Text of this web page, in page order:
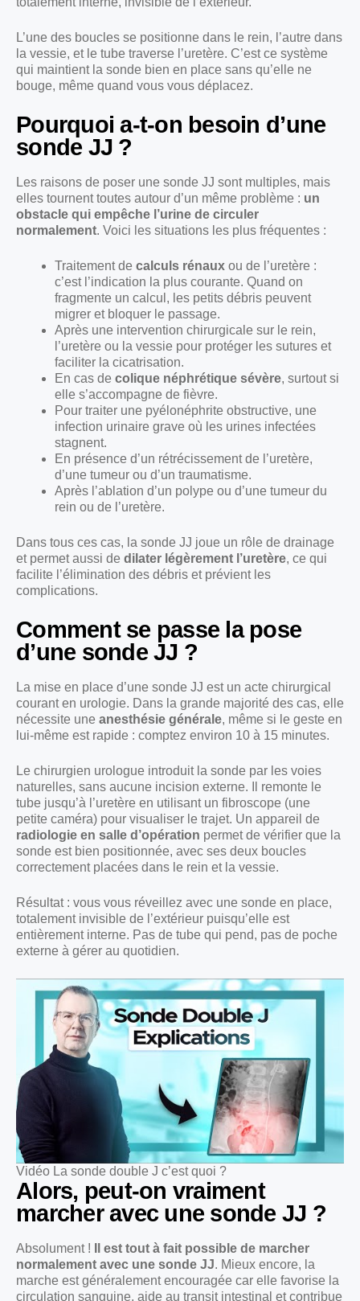
L’une des boucles se positionne dans le rein, l’autre dans
la vessie, et le tube traverse l’uretère. C’est ce système
qui maintient la sonde bien en place sans qu’elle ne
bouge, même quand vous vous déplacez.
Pourquoi a-t-on besoin d’une
sonde JJ ?
Les raisons de poser une sonde JJ sont multiples, mais
elles tournent toutes autour d’un même problème : un
obstacle qui empêche l’urine de circuler
normalement. Voici les situations les plus fréquentes :
Traitement de calculs rénaux ou de l’uretère :
c’est l’indication la plus courante. Quand on
fragmente un calcul, les petits débris peuvent
migrer et bloquer le passage.
Après une intervention chirurgicale sur le rein,
l’uretère ou la vessie pour protéger les sutures et
faciliter la cicatrisation.
En cas de colique néphrétique sévère, surtout si
elle s’accompagne de fièvre.
Pour traiter une pyélonéphrite obstructive, une
infection urinaire grave où les urines infectées
stagnent.
En présence d’un rétrécissement de l’uretère,
d’une tumeur ou d’un traumatisme.
Après l’ablation d’un polype ou d’une tumeur du
rein ou de l’uretère.
Dans tous ces cas, la sonde JJ joue un rôle de drainage
et permet aussi de dilater légèrement l’uretère, ce qui
facilite l’élimination des débris et prévient les
complications.
Comment se passe la pose
d’une sonde JJ ?
La mise en place d’une sonde JJ est un acte chirurgical
courant en urologie. Dans la grande majorité des cas, elle
nécessite une anesthésie générale, même si le geste en
lui-même est rapide : comptez environ 10 à 15 minutes.
Le chirurgien urologue introduit la sonde par les voies
naturelles, sans aucune incision externe. Il remonte le
tube jusqu’à l’uretère en utilisant un fibroscope (une
petite caméra) pour visualiser le trajet. Un appareil de
radiologie en salle d’opération permet de vérifier que la
sonde est bien positionnée, avec ses deux boucles
correctement placées dans le rein et la vessie.
Résultat : vous vous réveillez avec une sonde en place,
totalement invisible de l’extérieur puisqu’elle est
entièrement interne. Pas de tube qui pend, pas de poche
externe à gérer au quotidien.
Vidéo La sonde double J c’est quoi ?
Alors, peut-on vraiment
marcher avec une sonde JJ ?
Absolument !
Il est tout à fait possible de marcher
normalement avec une sonde JJ. Mieux encore, la
marche est généralement encouragée car elle favorise la
circulation sanguine, aide au transit intestinal et contribue